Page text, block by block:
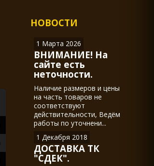
НОВОСТИ
1 Марта 2026
ВНИМАНИЕ! На
сайте есть
неточности.
Наличие размеров и цены
на часть товаров не
соответствуют
действительности, Ведём
работы по уточнени...
1 Декабря 2018
ДОСТАВКА ТК
"СДЕК".